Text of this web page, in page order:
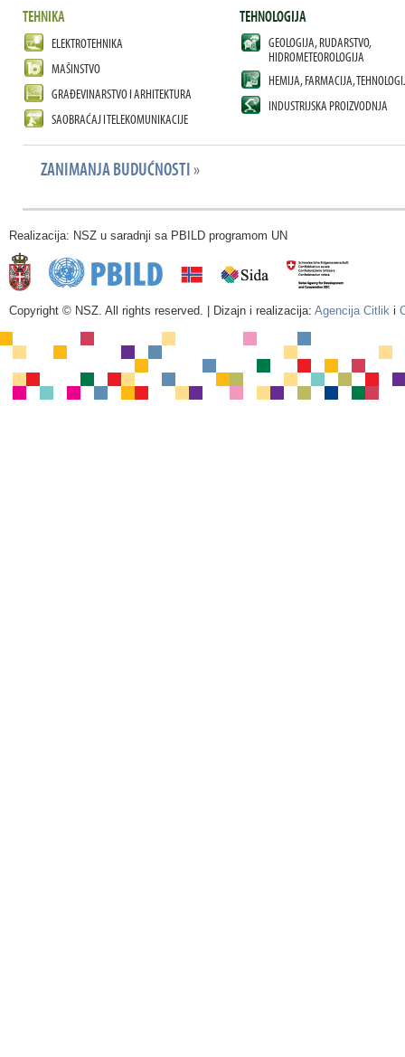
TEHNIKA
ELEKTROTEHNIKA
MAŠINSTVO
GRAĐEVINARSTVO I ARHITEKTURA
SAOBRAĆAJ I TELEKOMUNIKACIJE
TEHNOLOGIJA
GEOLOGIJA, RUDARSTVO,
HIDROMETEOROLOGIJA
HEMIJA, FARMACIJA,
INDUSTRIJSKA PROIZVODNJA
ZANIMANJA BUDUĆNOSTI»
Realizacija: NSZ u saradnji sa PBILD programom UN
Copyright © NSZ. All rights reserved. | Dizajn i realizacija: Agencija Citlik i